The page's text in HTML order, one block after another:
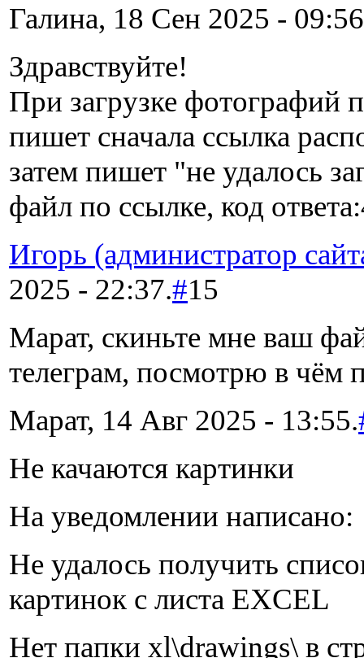
Галина, 18 Сен 2025 -
Здравствуйте!
При загрузке фотографий
пишет сначала ссылка
затем пишет "не удалось
файл по ссылке, код
Игорь (администратор
2025 - 22:37.#15
Марат, скиньте мне ваш
телеграм, посмотрю в чём
Марат, 14 Авг 2025 - 13:55.
Не качаются картинки
На уведомлении написано:
Не удалось получить
картинок с листа EXCEL
Нет папки xl\drawings\ в